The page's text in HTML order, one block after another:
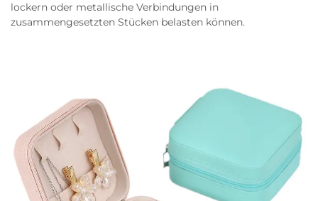
lockern oder metallische Verbindungen in
zusammengesetzten Stücken belasten können.